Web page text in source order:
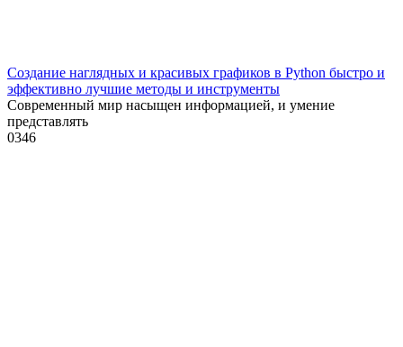
Создание наглядных и красивых графиков в Python быстро и
эффективно лучшие методы и инструменты
Современный мир насыщен информацией, и умение
представлять
0346